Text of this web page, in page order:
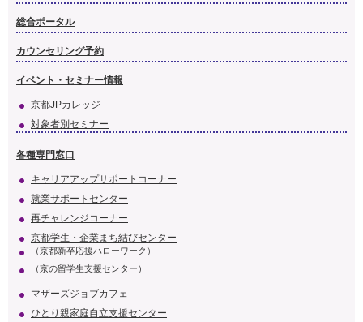
総合ポータル
カウンセリング予約
イベント・セミナー情報
京都JPカレッジ
対象者別セミナー
各種専門窓口
キャリアアップサポートコーナー
就業サポートセンター
再チャレンジコーナー
京都学生・企業まち結びセンター
（京都新卒応援ハローワーク）
（京の留学生支援センター）
マザーズジョブカフェ
ひとり親家庭自立支援センター